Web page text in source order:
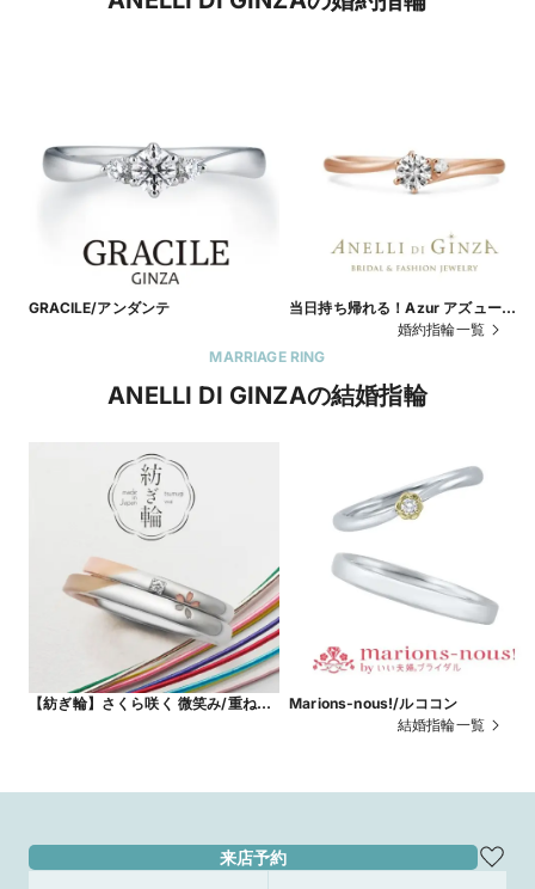
GRACILE/アンダンテ
当日持ち帰れる！Azur アズュー
婚約指輪一覧
MARRIAGE RING
ANELLI DI GINZAの結婚指輪
【紡ぎ輪】さくら咲く 微笑み/重ねる
Marions-nous!/ルココン
結婚指輪一覧
来店予約